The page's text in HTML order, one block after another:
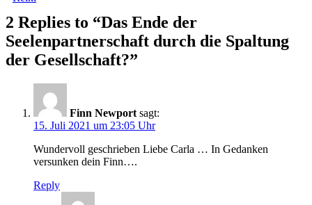
2 Replies to “Das Ende der
Seelenpartnerschaft durch die Spaltung
der Gesellschaft?”
Finn Newport sagt:
15. Juli 2021 um 23:05 Uhr
Wundervoll geschrieben Liebe Carla … In Gedanken
versunken dein Finn….
Reply